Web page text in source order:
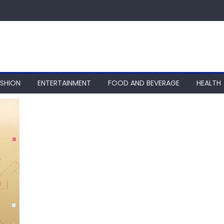
ENTERTAINMENT FOOD AND BEVERAGE HEALTH